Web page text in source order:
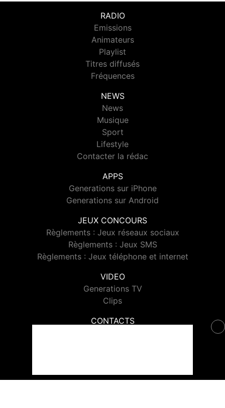
RADIO
Emissions
Animateurs
Playlist
Titres diffusés
Fréquences
NEWS
News
Musique
Sport
Lifestyle
Contacter la rédac
APPS
Generations sur iPhone
Generations sur Android
JEUX CONCOURS
Règlements : Jeux réseaux sociaux
Règlements : Jeux SMS
Règlements : Jeux téléphone et internet
VIDEO
Generations TV
Clips
CONTACTS